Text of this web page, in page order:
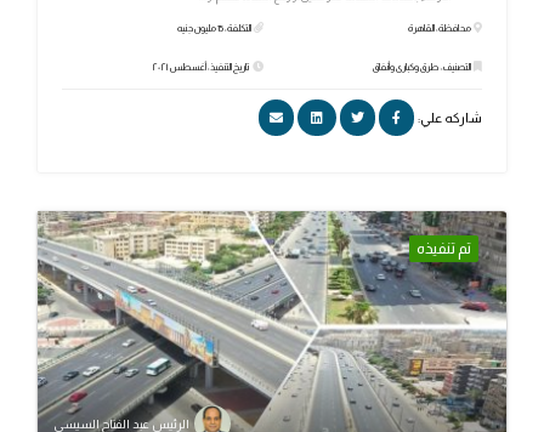
محافظة: القاهرة
التصنيف: طرق وكبارى وأنفاق
التكلفة: 15 مليون جنيه
تاريخ التنفيذ: أغسطس ٢٠٢١
شاركه علي:
تم تنفيذه
الرئيس عبد الفتاح السيسي